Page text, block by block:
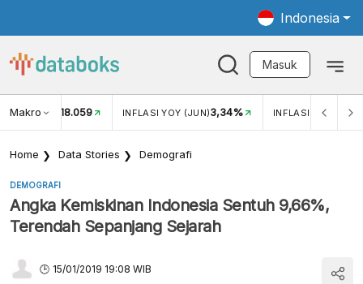
Indonesia
Masuk
Makro
USD/IDR 18.059 INFLASI YOY (JUN)3,34% INFLASI MOM
Home Data Stories Demografi
DEMOGRAFI
Angka Kemiskinan Indonesia Sentuh 9,66%,
Terendah Sepanjang Sejarah
15/01/2019 19:08 WIB